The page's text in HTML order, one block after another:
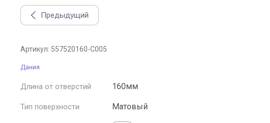
Предыдущий
Ручка скоба LACE, отделка синяя
Артикул: 557520160-C005
Дания
Длина от отверстий 160мм
Тип поверхности Матовый